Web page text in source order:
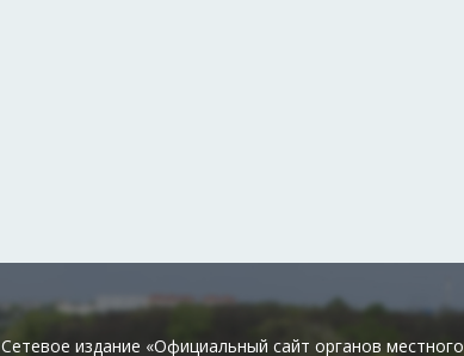
Сетевое издание «Официальный сайт органов местного